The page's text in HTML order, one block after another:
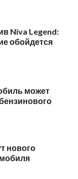
Niva Legend:
обойдется
может
нового